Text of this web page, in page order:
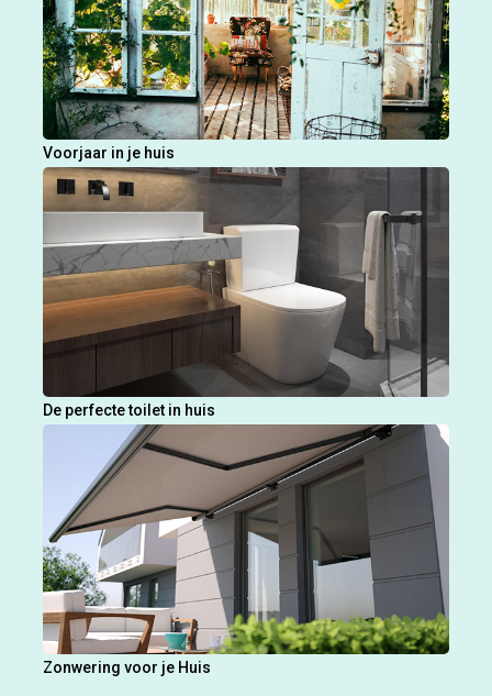
Voorjaar in je huis
De perfecte toilet in huis
Zonwering voor je Huis